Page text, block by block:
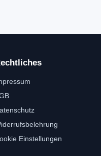
Einstellungen